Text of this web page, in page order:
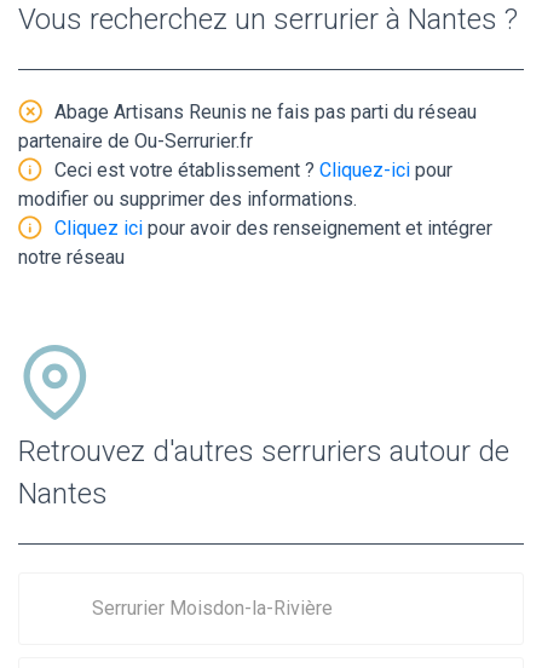
Vous recherchez un serrurier à Nantes ?
Abage Artisans Reunis ne fais pas parti du réseau
partenaire de Ou-Serrurier.fr
Ceci est votre établissement ? Cliquez-ici pour
modifier ou supprimer des informations.
Cliquez ici pour avoir des renseignement et intégrer
notre réseau
Retrouvez d'autres serruriers autour de
Nantes
Serrurier Moisdon-la-Rivière